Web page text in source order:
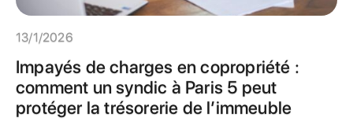
13/1/2026
Impayés de charges en copropriété :
comment un syndic à Paris 5 peut
protéger la trésorerie de l’immeuble